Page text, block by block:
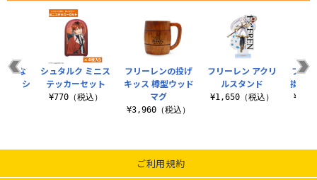
フリーレンの投げ
キッス 樽型ウッド
マグ
¥3,960（税込）
フリーレン アクリ
ルスタンド
¥1,650（税込）
フリ
掛け
体な
法 Tシ
シュタルク ミニス
テッカーセット
¥770（税込）
ご利用規約